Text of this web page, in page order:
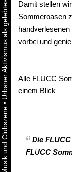
•
Damit stellen
Sommeroasen
vorbei und
Alle FLUCC
einem Blick
Die
FLUCC